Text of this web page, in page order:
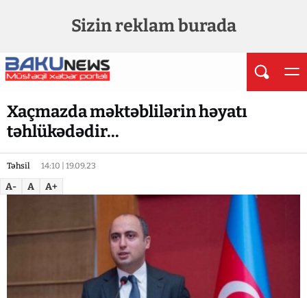
Sizin reklam burada
Xaçmazda məktəblilərin həyatı
təhlükədədir...
Təhsil 14:10 | 19.09.23
A- A A+